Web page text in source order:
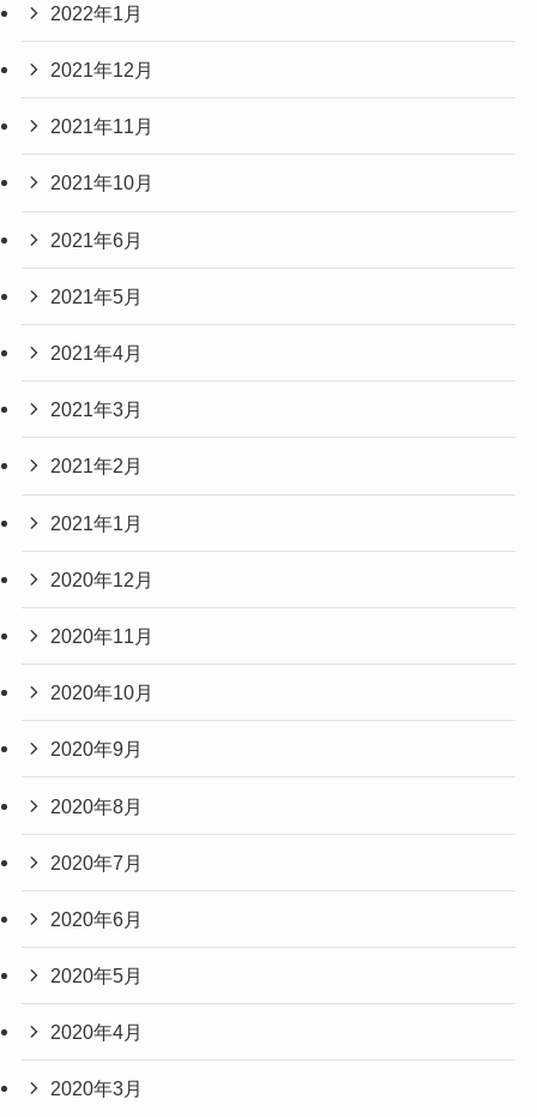
2022年1月
2021年12月
2021年11月
2021年10月
2021年6月
2021年5月
2021年4月
2021年3月
2021年2月
2021年1月
2020年12月
2020年11月
2020年10月
2020年9月
2020年8月
2020年7月
2020年6月
2020年5月
2020年4月
2020年3月